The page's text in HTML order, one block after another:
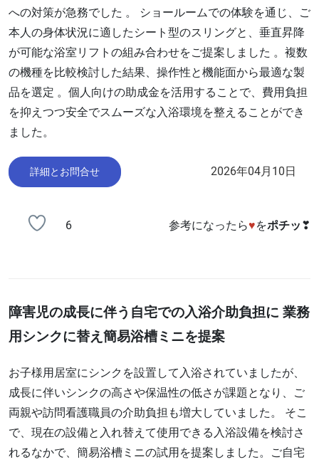
への対策が急務でした 。 ショールームでの体験を通じ、ご
本人の身体状況に適したシート型のスリングと、垂直昇降
が可能な浴室リフトの組み合わせをご提案しました 。複数
の機種を比較検討した結果、操作性と機能面から最適な製
品を選定 。個人向けの助成金を活用することで、費用負担
を抑えつつ安全でスムーズな入浴環境を整えることができ
ました。
詳細とお問合せ 2026年04月10日
6 参考になったら♥をポチッ ❣
障害児の成長に伴う自宅での入浴介助負担に 業務
用シンクに替え簡易浴槽ミニを提案
お子様用居室にシンクを設置して入浴されていましたが、
成長に伴いシンクの高さや保温性の低さが課題となり、ご
両親や訪問看護職員の介助負担も増大していました。 そこ
で、現在の設備と入れ替えて使用できる入浴設備を検討さ
れるなかで、簡易浴槽ミニの試用を提案しました。ご自宅